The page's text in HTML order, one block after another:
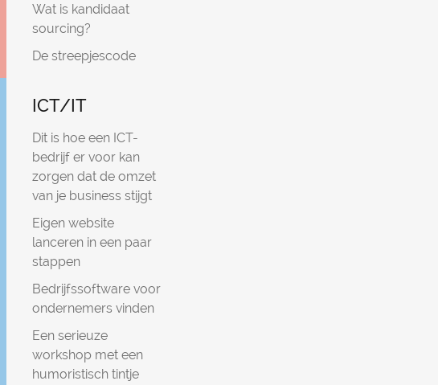
Wat is kandidaat
sourcing?
De streepjescode
ICT/IT
Dit is hoe een ICT-
bedrijf er voor kan
zorgen dat de omzet
van je business stijgt
Eigen website
lanceren in een paar
stappen
Bedrijfssoftware voor
ondernemers vinden
Een serieuze
workshop met een
humoristisch tintje